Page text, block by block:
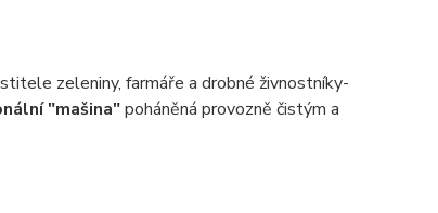
zeleniny, farmáře a drobné živnostníky-
"mašina"poháněná provozně čistým a